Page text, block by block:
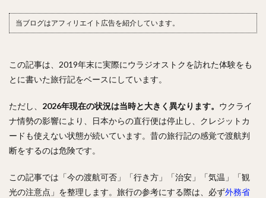
当ブログはアフィリエイト広告を紹介しています。
この記事は、2019年末に実際にウラジオストクを訪れた体験をも
とに書いた旅行記をベースにしています。
ただし、 2026年現在の状況は当時と大きく異なります。 ウクライ
ナ情勢の影響により、日本からの直行便は停止し、クレジットカ
ードも使えない状態が続いています。昔の旅行記の感覚で渡航判
断をするのは危険です。
この記事では「今の渡航可否」「行き方」「治安」「気温」「観
光の注意点」を整理します。旅行の参考にする際は、必ず外務省